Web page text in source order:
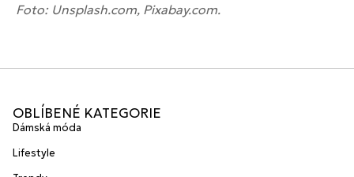
Foto: Unsplash.com, Pixabay.com.
OBLÍBENÉ KATEGORIE
Dámská móda
Lifestyle